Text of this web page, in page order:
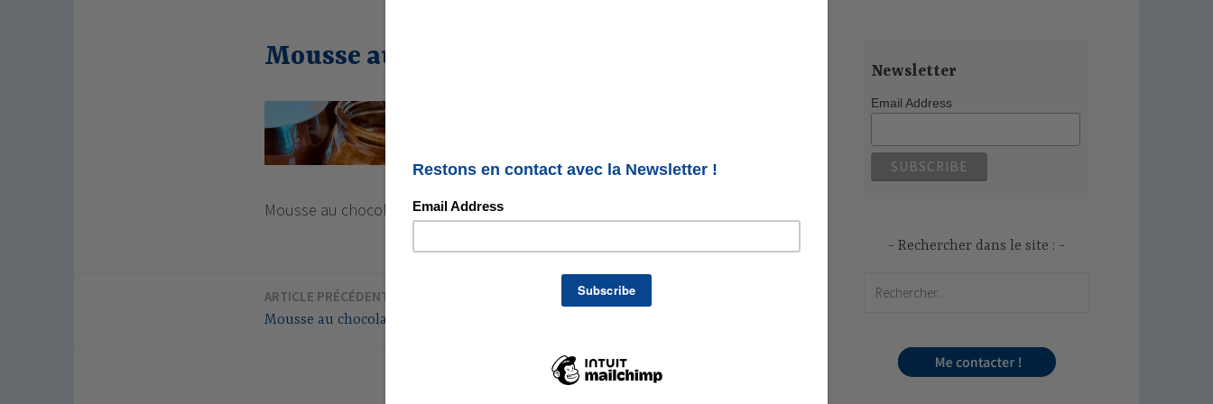
Mousse au chocolat
Mousse au chocolat
ARTICLE PRÉCÉDENT
Mousse au chocolat
Newsletter
Email Address
Rechercher dans le site :